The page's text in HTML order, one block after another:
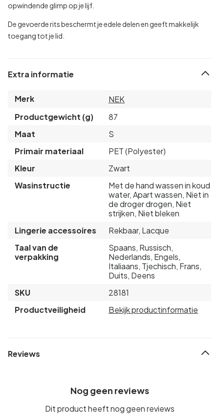
opwindende glimp op je lijf.
De gevoerde rits beschermt je edele delen en geeft makkelijk
toegang tot je lid.
Extra informatie
Merk
NEK
Productgewicht (g)
87
Maat
S
Primair materiaal
PET (Polyester)
Kleur
Zwart
Wasinstructie
Met de hand wassen in koud
water, Apart wassen, Niet in
de droger drogen, Niet
strijken, Niet bleken
Lingerie accessoires
Rekbaar, Lacque
Taal van de
verpakking
Spaans, Russisch,
Nederlands, Engels,
Italiaans, Tjechisch, Frans,
Duits, Deens
SKU
28181
Productveiligheid
Bekijk productinformatie
Reviews
Nog geen reviews
Dit product heeft nog geen reviews